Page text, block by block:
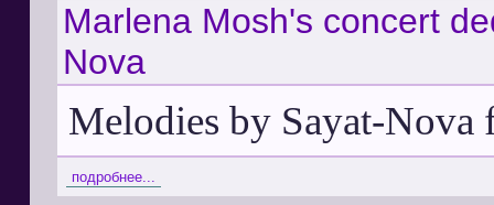
Marlena Mosh's concert
Nova
Melodies by Sayat-Nova
подробнее...